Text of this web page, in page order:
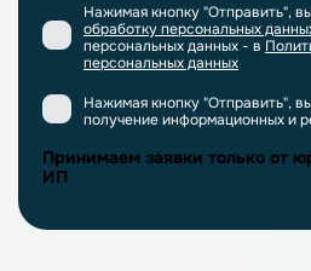
Нажимая кнопку "Отправить",
обработку персональных
персональных данных - в
персональных данных
Нажимая кнопку "Отправить",
получение информационных и
Принимаем заявки только от
ИП